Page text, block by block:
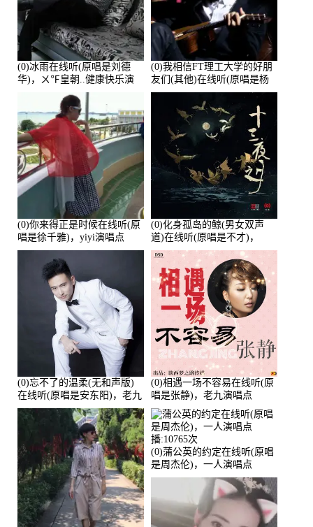
(0)冰雨在线听(原唱是刘德
华)，ㄨ℉皇朝..健康快乐演
唱点播:26643次
(0)我相信FT理工大学的好朋
友们(其他)在线听(原唱是杨
培安)，老乔演唱点播:23714
(0)你来得正是时候在线听(原
唱是徐千雅)，yiyi演唱点
播:21991次
(0)化身孤岛的鲸(男女双声
道)在线听(原唱是不才)，
HGBai演唱点播:19428次
(0)忘不了的温柔(无和声版)
在线听(原唱是安东阳)，老九
演唱点播:17392次
(0)相遇一场不容易在线听(原
唱是张静)，老九演唱点
播:11453次
(0)蒲公英的约定在线听(原唱
是周杰伦)，一人演唱点
播:10765次